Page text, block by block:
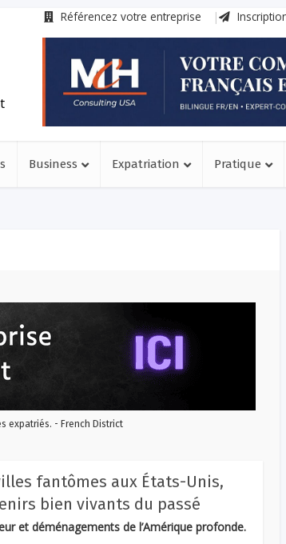
Référencez votre entreprise
Business Expatriation Pratique
expatriés. - French District
fantômes aux États-Unis,
bien vivants du passé
et déménagements de l’Amérique profonde.